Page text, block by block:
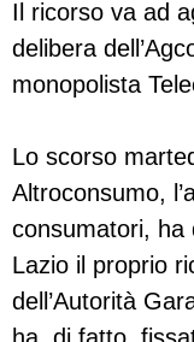
Il ricorso va ad
delibera
monopolista
Lo scorso
Altroconsumo,
consumatori, ha
Lazio il proprio
dell’Autorità